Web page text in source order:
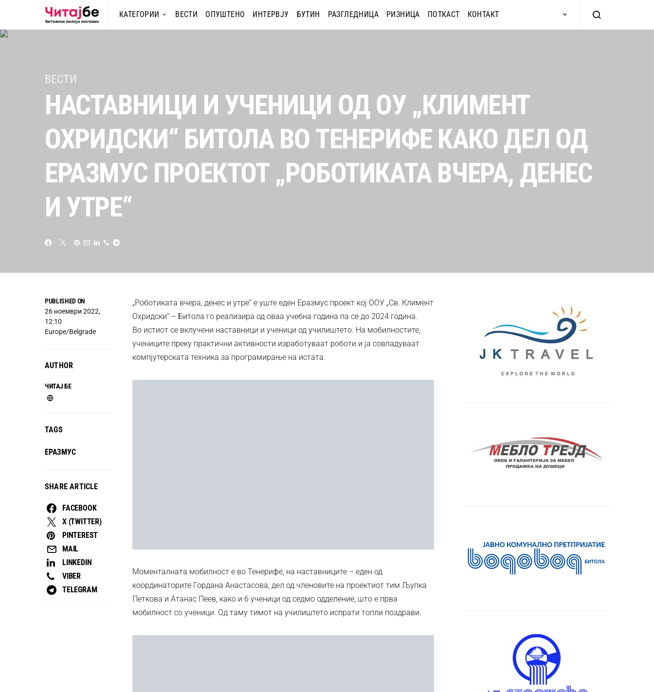
КАТЕГОРИИ ВЕСТИ ОПУШТЕНО ИНТЕРВЈУ БУТИН РАЗГЛЕДНИЦА РИЗНИЦА ПОТКАСТ КОНТАКТ
ВЕСТИ
НАСТАВНИЦИ И УЧЕНИЦИ ОД ОУ „КЛИМЕНТ
ОХРИДСКИ“ БИТОЛА ВО ТЕНЕРИФЕ КАКО ДЕЛ ОД
ЕРАЗМУС ПРОЕКТОТ „РОБОТИКАТА ВЧЕРА, ДЕНЕС
И УТРЕ“
PUBLISHED ON
26 ноември 2022,
12:10
Europe/Belgrade
AUTHOR
ЧИТАЈ БЕ
TAGS
ЕРАЗМУС
SHARE ARTICLE
FACEBOOK
X (TWITTER)
PINTEREST
MAIL
LINKEDIN
VIBER
TELEGRAM
„Роботиката вчера, денес и утре“ е уште еден Еразмус проект кој ООУ „Св. Климент
Охридски” – Битола го реализира од оваа учебна година па се до 2024 година.
Во истиот се вклучени наставници и ученици од училиштето. На мобилностите,
учениците преку практични активности изработуваат роботи и ја совладуваат
компјутерската техника за програмирање на истата.
Моменталната мобилност е во Тенерифе, на наставниците – еден од
координаторите Гордана Анастасова, дел од членовите на проектиот тим Љупка
Петкова и Атанас Пеев, како и 6 ученици од седмо одделение, што е прва
мобилност со ученици. Од таму тимот на училиштето испрати топли поздрави.